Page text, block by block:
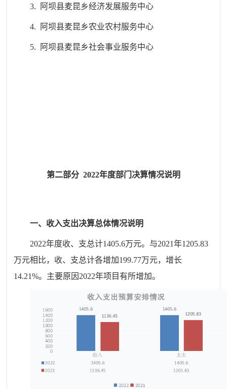
3. 阿坝县麦昆乡经济发展服务中心
4. 阿坝县麦昆乡农业农村服务中心
5. 阿坝县麦昆乡社会事业服务中心
第二部分 2022年度部门决算情况说明
一、 收入支出决算总体情况说明
2022年度收、支总计1405.6万元。与2021年1205.83
万元相比，收、支总计各增加199.77万元，增长
14.21%。 主要原因2022年项目有所增加。